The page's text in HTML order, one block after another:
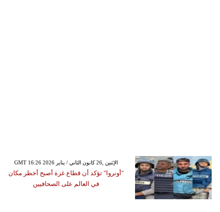
GMT 16:26 2026 الإثنين ,26 كانون الثاني / يناير
"أونروا" تؤكد أن قطاع غزة أصبح أخطر مكان
في العالم على الصحافيين